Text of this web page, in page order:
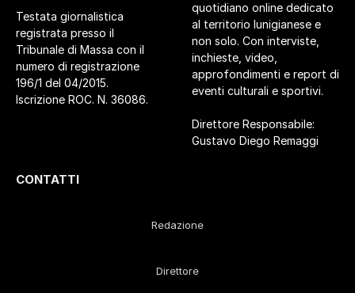
Testata giornalistica
registrata presso il
Tribunale di Massa con il
numero di registrazione
196/1 del 04/2015.
Iscrizione ROC. N. 36086.
quotidiano online dedicato
al territorio lunigianese e
non solo. Con interviste,
inchieste, video,
approfondimenti e report di
eventi culturali e sportivi.
Direttore Responsabile:
Gustavo Diego Remaggi
CONTATTI
Redazione
Direttore